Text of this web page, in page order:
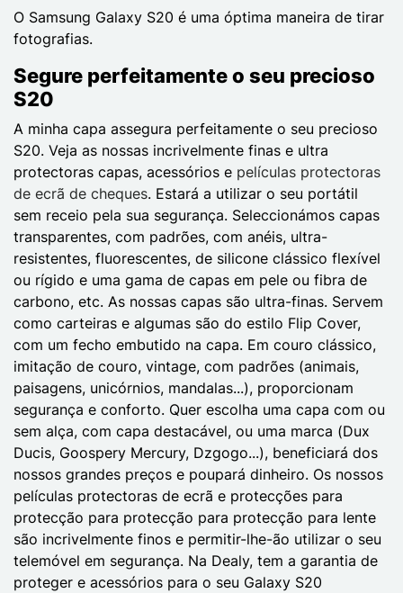
O Samsung Galaxy S20 é uma óptima maneira de tirar
fotografias.
Segure perfeitamente o seu precioso
S20
A minha capa assegura perfeitamente o seu precioso
S20. Veja as nossas incrivelmente finas e ultra
protectoras capas, acessórios e películas protectoras
de ecrã de cheques. Estará a utilizar o seu portátil
sem receio pela sua segurança. Seleccionámos capas
transparentes, com padrões, com anéis, ultra-
resistentes, fluorescentes, de silicone clássico flexível
ou rígido e uma gama de capas em pele ou fibra de
carbono, etc. As nossas capas são ultra-finas. Servem
como carteiras e algumas são do estilo Flip Cover,
com um fecho embutido na capa. Em couro clássico,
imitação de couro, vintage, com padrões (animais,
paisagens, unicórnios, mandalas...), proporcionam
segurança e conforto. Quer escolha uma capa com ou
sem alça, com capa destacável, ou uma marca (Dux
Ducis, Goospery Mercury, Dzgogo...), beneficiará dos
nossos grandes preços e poupará dinheiro. Os nossos
películas protectoras de ecrã e protecções para
protecção para protecção para protecção para lente
são incrivelmente finos e permitir-lhe-ão utilizar o seu
telemóvel em segurança. Na Dealy, tem a garantia de
proteger e acessórios para o seu Galaxy S20